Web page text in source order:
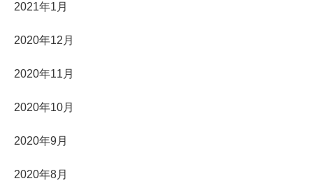
2021年1月
2020年12月
2020年11月
2020年10月
2020年9月
2020年8月